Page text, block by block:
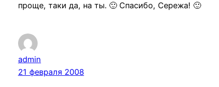
проще, таки да, на ты. 🙂 Спасибо, Сережа! 🙂
admin
21 февраля 2008